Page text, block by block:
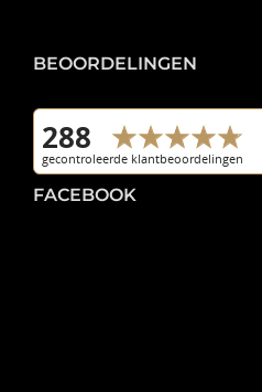
BEOORDELINGEN
FACEBOOK